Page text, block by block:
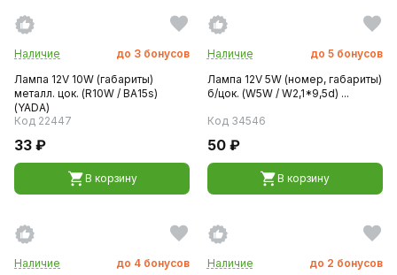
Наличие до 3 бонусов
Лампа 12V 10W (габариты)
металл. цок. (R10W / ВА15s)
(YADA)
Код 22447
33 ₽
В корзину
Наличие до 5 бонусов
Лампа 12V 5W (номер, габариты)
б/цок. (W5W / W2,1*9,5d) ...
Код 34546
50 ₽
В корзину
Наличие до 4 бонусов
Наличие до 2 бонусов